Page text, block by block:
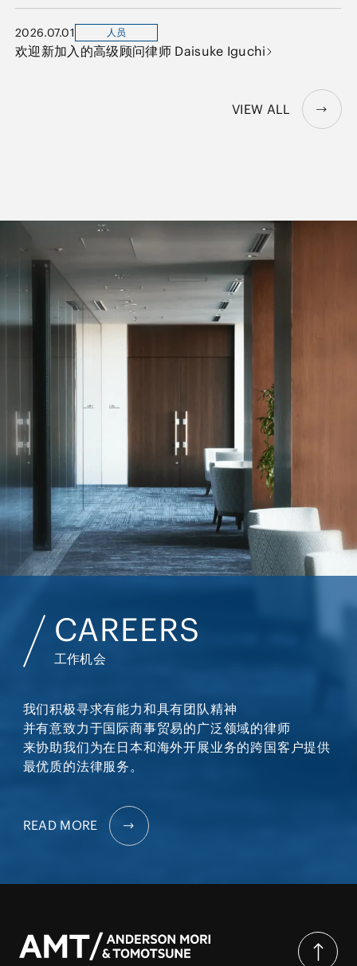
2026.07.01 人员
欢迎新加入的高级顾问律师 Daisuke Iguchi
VIEW ALL
CAREERS
工作机会
我们积极寻求有能力和具有团队精神
并有意致力于国际商事贸易的广泛领域的律师
来协助我们为在日本和海外开展业务的跨国客户提供
最优质的法律服务。
READ MORE